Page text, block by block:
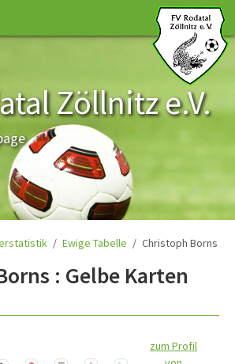
Zöllnitz e.V.
Ewige Tabelle Christoph Borns
: Gelbe Karten
zum Profil